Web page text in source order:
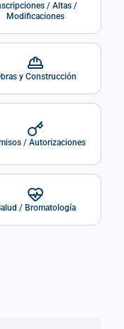
/ Altas /
Modificaciones
y Construcción
/ Autorizaciones
/ Bromatología